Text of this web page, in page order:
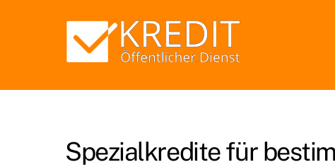
Spezialkredite für